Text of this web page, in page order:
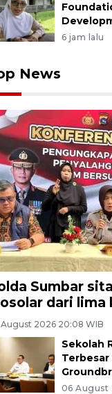
6 jam lalu
News
Sumbar
dari lima
2026 20:08 WIB
Sekolah
06 August